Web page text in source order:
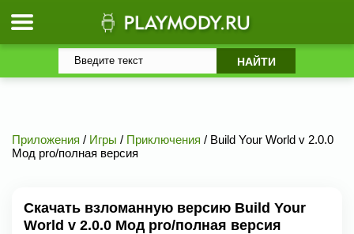
Приложения / Игры / Приключения / Build Your World v 2.0.0
Мод pro/полная версия
Скачать взломанную версию Build Your
World v 2.0.0 Мод pro/полная версия